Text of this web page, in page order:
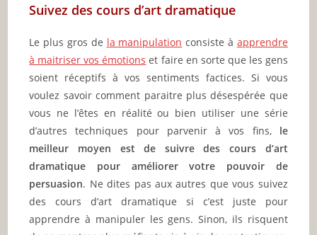
Suivez des cours d’art dramatique
Le plus gros de la manipulation consiste à apprendre
à maitriser vos émotions et faire en sorte que les gens
soient réceptifs à vos sentiments factices. Si vous
voulez savoir comment paraitre plus désespérée que
vous ne l’êtes en réalité ou bien utiliser une série
d’autres techniques pour parvenir à vos fins, le
meilleur moyen est de suivre des cours d’art
dramatique pour améliorer votre pouvoir de
persuasion. Ne dites pas aux autres que vous suivez
des cours d’art dramatique si c’est juste pour
apprendre à manipuler les gens. Sinon, ils risquent